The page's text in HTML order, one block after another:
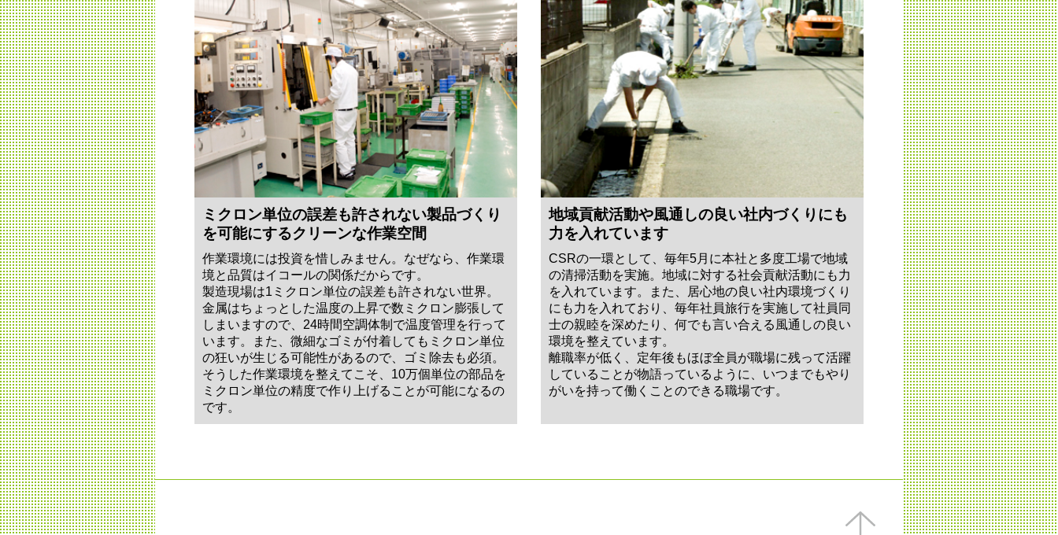
ミクロン単位の誤差も許されない製品づくり
を可能にするクリーンな作業空間
作業環境には投資を惜しみません。なぜなら、作業環
境と品質はイコールの関係だからです。
製造現場は1ミクロン単位の誤差も許されない世界。
金属はちょっとした温度の上昇で数ミクロン膨張して
しまいますので、24時間空調体制で温度管理を行って
います。また、微細なゴミが付着してもミクロン単位
の狂いが生じる可能性があるので、ゴミ除去も必須。
そうした作業環境を整えてこそ、10万個単位の部品を
ミクロン単位の精度で作り上げることが可能になるの
です。
地域貢献活動や風通しの良い社内づくりにも
力を入れています
CSRの一環として、毎年5月に本社と多度工場で地域
の清掃活動を実施。地域に対する社会貢献活動にも力
を入れています。また、居心地の良い社内環境づくり
にも力を入れており、毎年社員旅行を実施して社員同
士の親睦を深めたり、何でも言い合える風通しの良い
環境を整えています。
離職率が低く、定年後もほぼ全員が職場に残って活躍
していることが物語っているように、いつまでもやり
がいを持って働くことのできる職場です。